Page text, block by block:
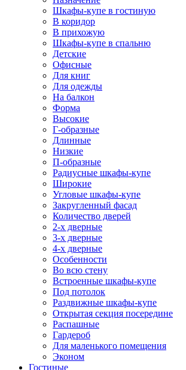
Шкафы-купе в гостиную
В коридор
В прихожую
Шкафы-купе в спальню
Детские
Офисные
Для книг
Для одежды
На балкон
Форма
Высокие
Г-образные
Длинные
Низкие
П-образные
Радиусные шкафы-купе
Широкие
Угловые шкафы-купе
Закругленный фасад
Количество дверей
2-х дверные
3-х дверные
4-х дверные
Особенности
Во всю стену
Встроенные шкафы-купе
Под потолок
Раздвижные шкафы-купе
Открытая секция посередине
Распашные
Гардероб
Для маленького помещения
Эконом
Гостиные